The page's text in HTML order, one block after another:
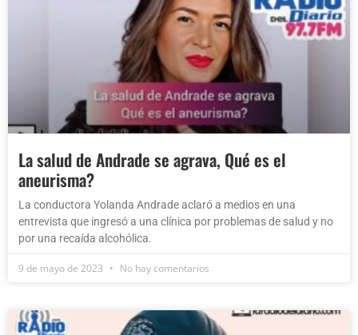
La salud de Andrade se agrava, Qué es el
aneurisma?
La conductora Yolanda Andrade aclaró a medios en una
entrevista que ingresó a una clínica por problemas de salud y no
por una recaída alcohólica.
9 de mayo de 2023 No hay comentarios